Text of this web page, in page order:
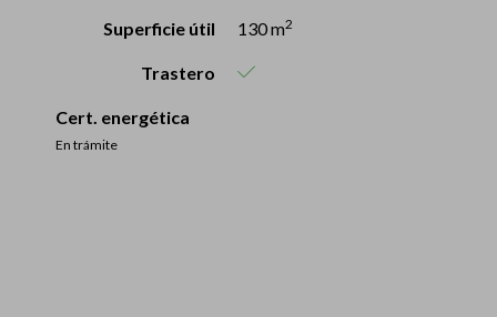
Superficie útil 130 m2
Trastero
Cert. energética
En trámite